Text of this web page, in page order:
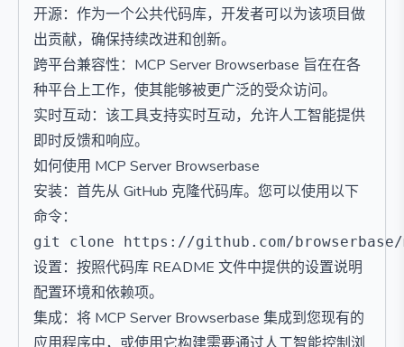
开源：作为一个公共代码库，开发者可以为该项目做
出贡献，确保持续改进和创新。
跨平台兼容性：MCP Server Browserbase 旨在在各
种平台上工作，使其能够被更广泛的受众访问。
实时互动：该工具支持实时互动，允许人工智能提供
即时反馈和响应。
如何使用 MCP Server Browserbase
安装：首先从 GitHub 克隆代码库。您可以使用以下
命令：
设置：按照代码库 README 文件中提供的设置说明
配置环境和依赖项。
集成：将 MCP Server Browserbase 集成到您现有的